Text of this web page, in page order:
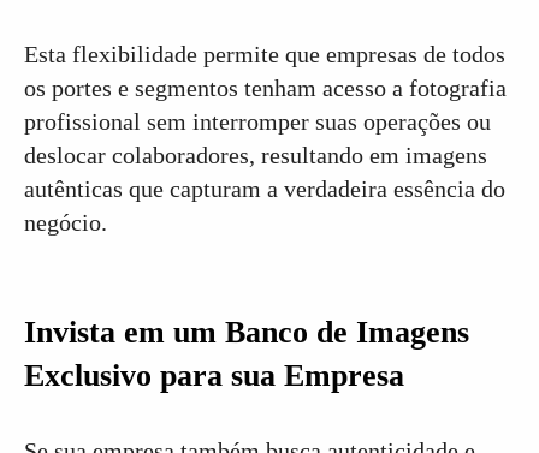
Esta flexibilidade permite que empresas de todos
os portes e segmentos tenham acesso a fotografia
profissional sem interromper suas operações ou
deslocar colaboradores, resultando em imagens
autênticas que capturam a verdadeira essência do
negócio.
Invista em um Banco de Imagens
Exclusivo para sua Empresa